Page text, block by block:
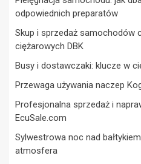
odpowiednich preparatów
Skup i sprzedaż samochodów
ciężarowych DBK
Busy i dostawczaki: klucze w
Przewaga używania naczep
Profesjonalna sprzedaż i
EcuSale.com
Sylwestrowa noc nad
atmosfera